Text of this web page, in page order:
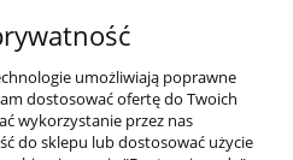
umożliwiają poprawne
dostosować ofertę do Twoich
wykorzystanie przez nas
do sklepu lub dostosować użycie